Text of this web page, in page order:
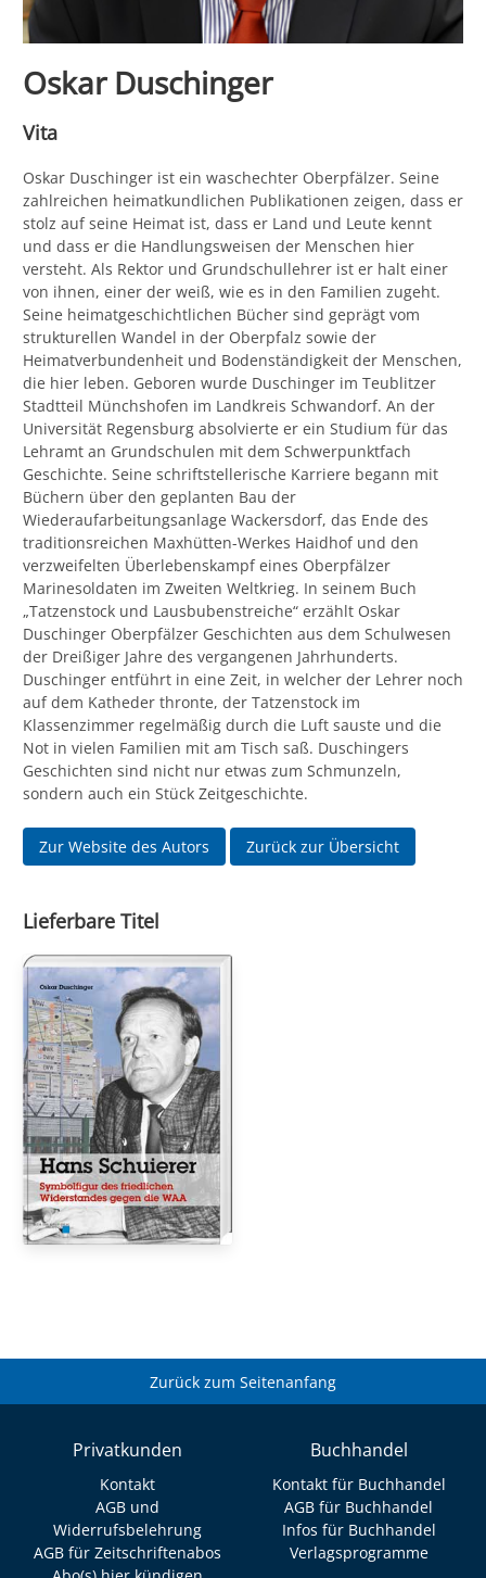
Oskar Duschinger
Vita
Oskar Duschinger ist ein waschechter Oberpfälzer. Seine
zahlreichen heimatkundlichen Publikationen zeigen, dass er
stolz auf seine Heimat ist, dass er Land und Leute kennt
und dass er die Handlungsweisen der Menschen hier
versteht. Als Rektor und Grundschullehrer ist er halt einer
von ihnen, einer der weiß, wie es in den Familien zugeht.
Seine heimatgeschichtlichen Bücher sind geprägt vom
strukturellen Wandel in der Oberpfalz sowie der
Heimatverbundenheit und Bodenständigkeit der Menschen,
die hier leben. Geboren wurde Duschinger im Teublitzer
Stadtteil Münchshofen im Landkreis Schwandorf. An der
Universität Regensburg absolvierte er ein Studium für das
Lehramt an Grundschulen mit dem Schwerpunktfach
Geschichte. Seine schriftstellerische Karriere begann mit
Büchern über den geplanten Bau der
Wiederaufarbeitungsanlage Wackersdorf, das Ende des
traditionsreichen Maxhütten-Werkes Haidhof und den
verzweifelten Überlebenskampf eines Oberpfälzer
Marinesoldaten im Zweiten Weltkrieg. In seinem Buch
„Tatzenstock und Lausbubenstreiche“ erzählt Oskar
Duschinger Oberpfälzer Geschichten aus dem Schulwesen
der Dreißiger Jahre des vergangenen Jahrhunderts.
Duschinger entführt in eine Zeit, in welcher der Lehrer noch
auf dem Katheder thronte, der Tatzenstock im
Klassenzimmer regelmäßig durch die Luft sauste und die
Not in vielen Familien mit am Tisch saß. Duschingers
Geschichten sind nicht nur etwas zum Schmunzeln,
sondern auch ein Stück Zeitgeschichte.
Zur Website des Autors Zurück zur Übersicht
Lieferbare Titel
Zurück zum Seitenanfang
Privatkunden
Kontakt
AGB und
Widerrufsbelehrung
AGB für Zeitschriftenabos
Buchhandel
Kontakt für Buchhandel
AGB für Buchhandel
Infos für Buchhandel
Verlagsprogramme